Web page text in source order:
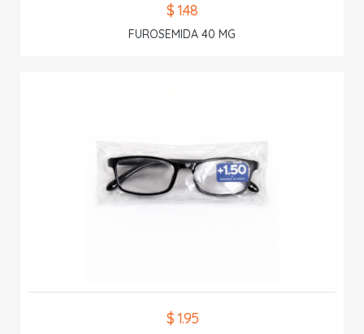
$ 1.48
FUROSEMIDA 40 MG
$ 1.95